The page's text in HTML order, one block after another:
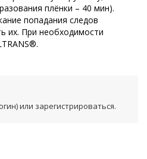
плёнки – 40 мин).
попадания следов
их. При необходимости
или зарегистрироваться.